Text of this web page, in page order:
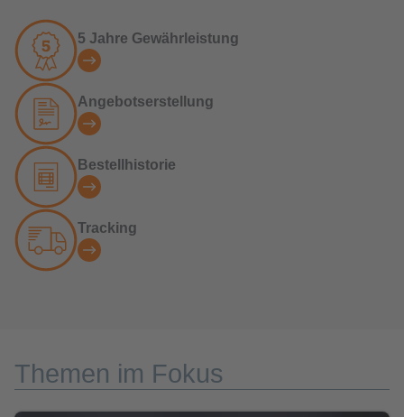
5 Jahre Gewährleistung
Angebotserstellung
Bestellhistorie
Tracking
Themen im Fokus